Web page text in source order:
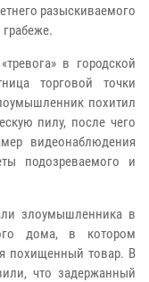
разыскиваемого
в городской
торговой точки
похитил
пилу, после чего
видеонаблюдения
подозреваемого и
злоумышленника в
дома, в котором
похищенный товар. В
что задержанный